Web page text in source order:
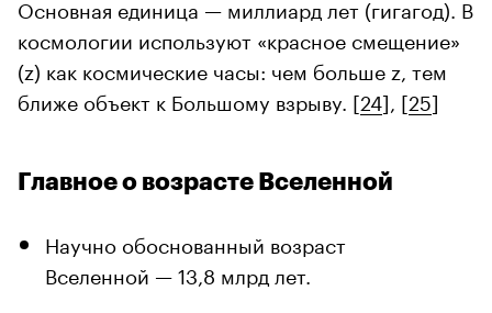
Основная единица — миллиард лет (гигагод). В
космологии используют «красное смещение»
(z) как космические часы: чем больше z, тем
ближе объект к Большому взрыву. [24], [25]
Главное о возрасте Вселенной
Научно обоснованный возраст
Вселенной — 13,8 млрд лет.